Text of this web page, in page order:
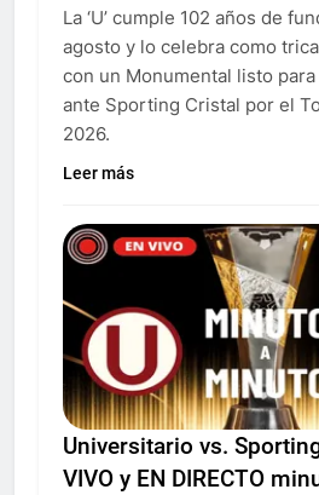
La ‘U’ cumple 102 años de
agosto y lo celebra como
con un Monumental listo
ante Sporting Cristal por el
2026.
Leer más
Universitario vs.
VIVO y EN DIRECTO